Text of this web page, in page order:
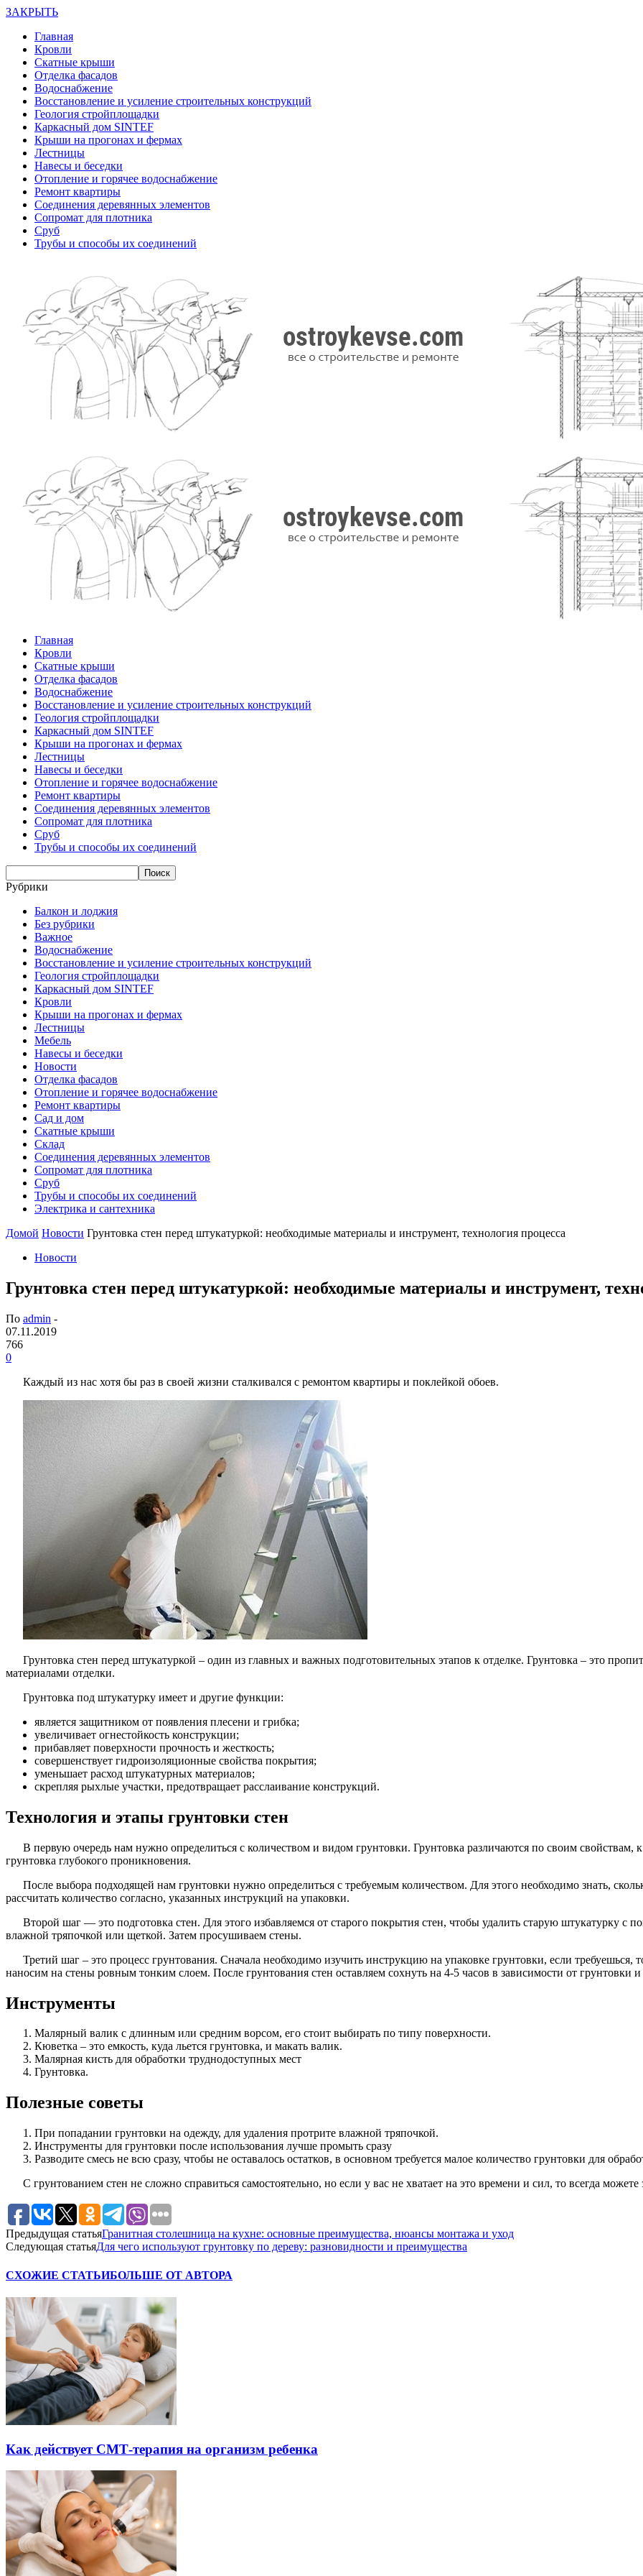
ЗАКРЫТЬ
Главная
Кровли
Скатные крыши
Отделка фасадов
Водоснабжение
Восстановление и усиление строительных конструкций
Геология стройплощадки
Каркасный дом SINTEF
Крыши на прогонах и фермах
Лестницы
Навесы и беседки
Отопление и горячее водоснабжение
Ремонт квартиры
Соединения деревянных элементов
Сопромат для плотника
Сруб
Трубы и способы их соединений
Главная
Кровли
Скатные крыши
Отделка фасадов
Водоснабжение
Восстановление и усиление строительных конструкций
Геология стройплощадки
Каркасный дом SINTEF
Крыши на прогонах и фермах
Лестницы
Навесы и беседки
Отопление и горячее водоснабжение
Ремонт квартиры
Соединения деревянных элементов
Сопромат для плотника
Сруб
Трубы и способы их соединений
Рубрики
Балкон и лоджия
Без рубрики
Важное
Водоснабжение
Восстановление и усиление строительных конструкций
Геология стройплощадки
Каркасный дом SINTEF
Кровли
Крыши на прогонах и фермах
Лестницы
Мебель
Навесы и беседки
Новости
Отделка фасадов
Отопление и горячее водоснабжение
Ремонт квартиры
Сад и дом
Скатные крыши
Склад
Соединения деревянных элементов
Сопромат для плотника
Сруб
Трубы и способы их соединений
Электрика и сантехника
Домой Новости Грунтовка стен перед штукатуркой: необходимые материалы и инструмент, технология процесса
Новости
Грунтовка стен перед штукатуркой: необходимые материалы и инструмент,
По admin -
07.11.2019
766
0
Каждый из нас хотя бы раз в своей жизни сталкивался с ремонтом квартиры и поклейкой обоев.
Грунтовка стен перед штукатуркой – один из главных и важных подготовительных этапов к отделке. Грунтовка – это
материалами отделки.
Грунтовка под штукатурку имеет и другие функции:
является защитником от появления плесени и грибка;
увеличивает огнестойкость конструкции;
прибавляет поверхности прочность и жесткость;
совершенствует гидроизоляционные свойства покрытия;
уменьшает расход штукатурных материалов;
скрепляя рыхлые участки, предотвращает расслаивание конструкций.
Технология и этапы грунтовки стен
В первую очередь нам нужно определиться с количеством и видом грунтовки. Грунтовка различаются по своим свойствам,
грунтовка глубокого проникновения.
После выбора подходящей нам грунтовки нужно определиться с требуемым количеством. Для этого необходимо знать,
рассчитать количество согласно, указанных инструкций на упаковки.
Второй шаг — это подготовка стен. Для этого избавляемся от старого покрытия стен, чтобы удалить старую штукатурку
влажной тряпочкой или щеткой. Затем просушиваем стены.
Третий шаг – это процесс грунтования. Сначала необходимо изучить инструкцию на упаковке грунтовки, если
наносим на стены ровным тонким слоем. После грунтования стен оставляем сохнуть на 4-5 часов в зависимости от грунтовки
Инструменты
Малярный валик с длинным или средним ворсом, его стоит выбирать по типу поверхности.
Кюветка – это емкость, куда льется грунтовка, и макать валик.
Малярная кисть для обработки труднодоступных мест
Грунтовка.
Полезные советы
При попадании грунтовки на одежду, для удаления протрите влажной тряпочкой.
Инструменты для грунтовки после использования лучше промыть сразу
Разводите смесь не всю сразу, чтобы не оставалось остатков, в основном требуется малое количество грунтовки для
С грунтованием стен не сложно справиться самостоятельно, но если у вас не хватает на это времени и сил, то всегда
Предыдущая статьяГранитная столешница на кухне: основные преимущества, нюансы монтажа и уход
Следующая статьяДля чего используют грунтовку по дереву: разновидности и преимущества
СХОЖИЕ СТАТЬИБОЛЬШЕ ОТ АВТОРА
Как действует СМТ-терапия на организм ребенка